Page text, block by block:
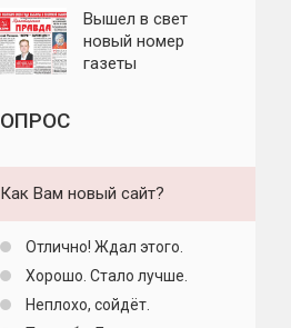
правда"
Вышел в свет
новый номер
газеты
ОПРОС
Как Вам новый сайт?
Отлично! Ждал этого.
Хорошо. Стало лучше.
Неплохо, сойдёт.